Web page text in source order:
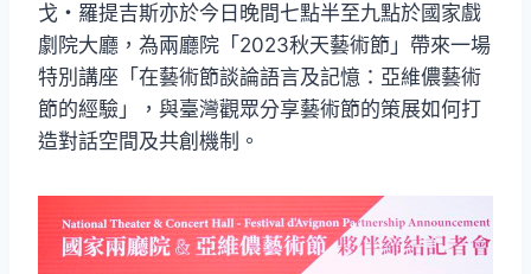
戈・羅提吉斯亦於今日晚間七點半至九點於國家戲
劇院大廳，為兩廳院「2023秋天藝術節」帶來一場
特別講座「在藝術節談論語言及記憶：亞維儂藝術
節的經驗」，與臺灣觀眾分享藝術節的策展如何打
造對話空間及共創機制。